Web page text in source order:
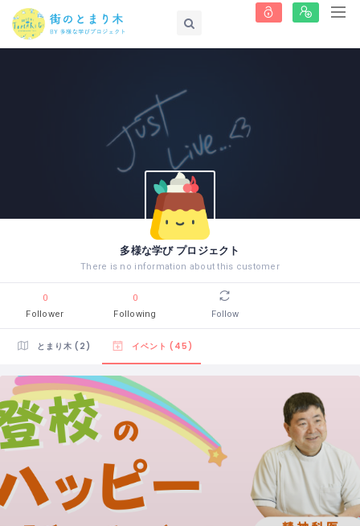
多様な学び プロジェクト
There is no information about this customer
0
Follower
0
Following
Follow
とまり木 (2) イベント (45)